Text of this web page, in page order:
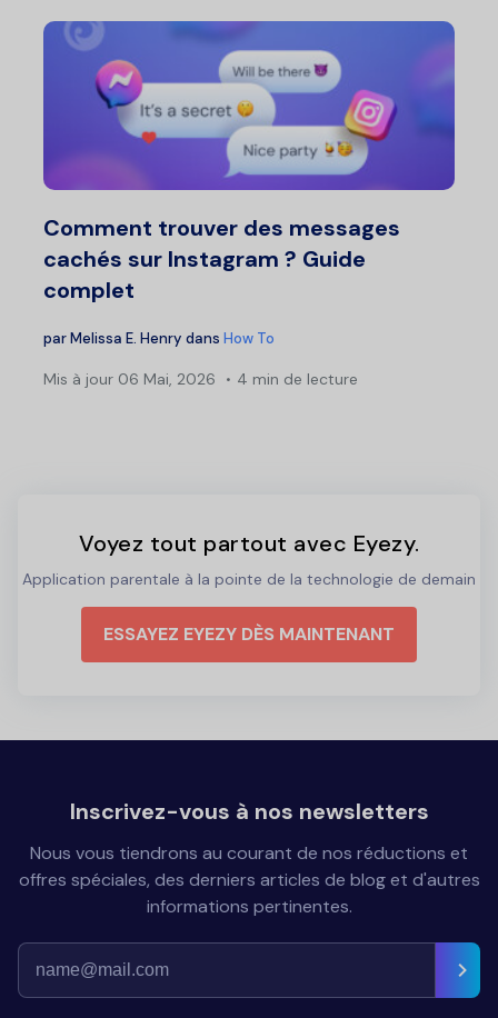
Comment trouver des messages
cachés sur Instagram ? Guide
complet
parMelissa E. Henry dans How To
Mis à jour 06 Mai, 2026 4 min de lecture
Voyez tout partout avec Eyezy.
Application parentale à la pointe de la technologie de demain
ESSAYEZ EYEZY DÈS MAINTENANT
Inscrivez-vous à nos newsletters
Nous vous tiendrons au courant de nos réductions et
offres spéciales, des derniers articles de blog et d'autres
informations pertinentes.